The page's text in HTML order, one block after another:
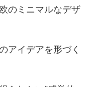
のミニマルなデザ
アイデアを形づく